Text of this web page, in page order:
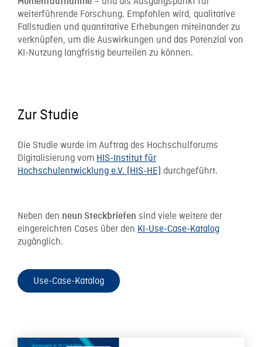
weiterführende Forschung. Empfohlen wird, qualitative
Fallstudien und quantitative Erhebungen miteinander zu
verknüpfen, um die Auswirkungen und das Potenzial von
KI-Nutzung langfristig beurteilen zu können.
Zur Studie
Die Studie wurde im Auftrag des Hochschulforums
Digitalisierung vom HIS-Institut für
Hochschulentwicklung e.V. (HIS-HE) durchgeführt.
Neben den neun Steckbriefen sind viele weitere der
eingereichten Cases über den KI-Use-Case-Katalog
zugänglich.
Use-Case-Katalog